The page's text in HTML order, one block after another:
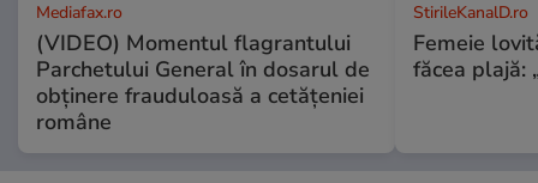
Mediafax.ro
(VIDEO) Momentul flagrantului
Parchetului General în dosarul de
obținere frauduloasă a cetățeniei
române
StirileKanalD.ro
Femeie
făcea plajă: